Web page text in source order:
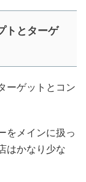
トとターゲ
ーゲットとコン
をメインに扱っ
はかなり少な